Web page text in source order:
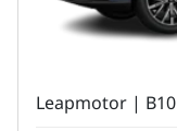
Leapmotor | B10